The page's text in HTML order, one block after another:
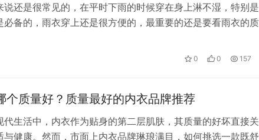
说还是很常见的，在平时下雨的时候穿在身上淋不湿，特别
必备的，雨衣穿上还是很方便的，最重要的还是要看雨衣的质
0 0 157
个质量好？质量最好的内衣品牌推荐
代生活中，内衣作为贴身的第二层肌肤，其质量的好坏直接
与健康。然而，市面上内衣品牌琳琅满目，如何挑选一款既